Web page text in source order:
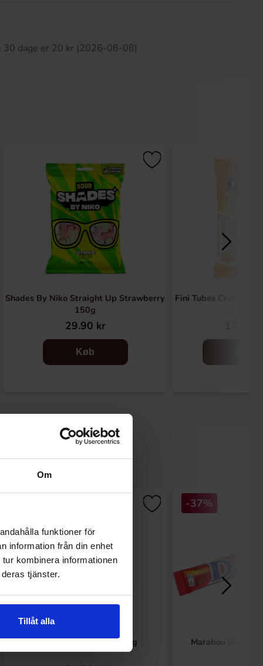
Om
funktioner för
information från din enhet
kombinera informationen
tjänster.
Tillåt alla
30 dage er 20 kr (2026-08-08)
Shades By Niko Straight Up Strawberry
150g
29.90 kr
Køb
Fini Tubes Creamy
Polly Ahlgrens Bilar 100g
-37%
Marabou Daim